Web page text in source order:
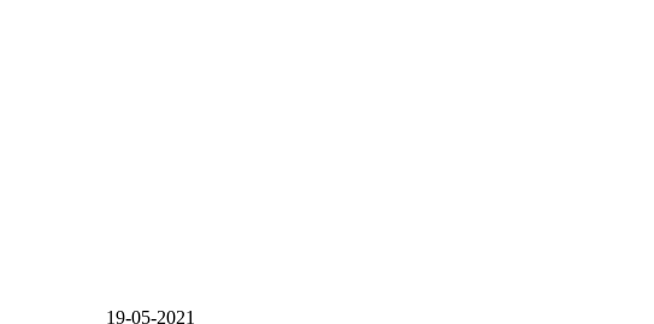
19-05-2021